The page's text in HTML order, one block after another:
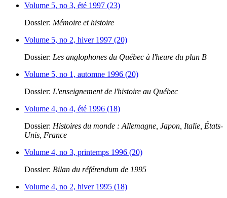
Volume 5, no 3, été 1997 (23)
Dossier: Mémoire et histoire
Volume 5, no 2, hiver 1997 (20)
Dossier: Les anglophones du Québec à l'heure du plan B
Volume 5, no 1, automne 1996 (20)
Dossier: L'enseignement de l'histoire au Québec
Volume 4, no 4, été 1996 (18)
Dossier: Histoires du monde : Allemagne, Japon, Italie, États-
Unis, France
Volume 4, no 3, printemps 1996 (20)
Dossier: Bilan du référendum de 1995
Volume 4, no 2, hiver 1995 (18)